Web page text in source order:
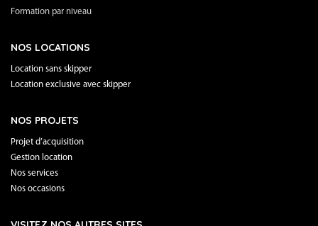
Formation par niveau
NOS LOCATIONS
Location sans skipper
Location exclusive avec skipper
NOS PROJETS
Projet d’acquisition
Gestion location
Nos services
Nos occasions